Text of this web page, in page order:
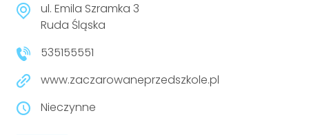
ul. Emila Szramka 3
Ruda Śląska
535155551
www.zaczarowaneprzedszkole.pl
Nieczynne